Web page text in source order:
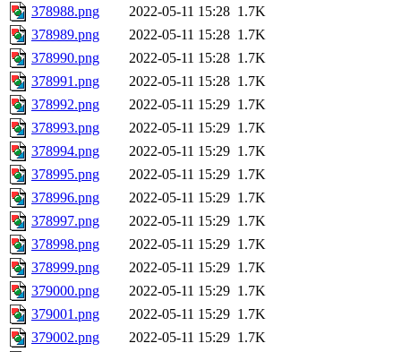
378988.png
2022-05-11 15:28 1.7K
378989.png
2022-05-11 15:28 1.7K
378990.png
2022-05-11 15:28 1.7K
378991.png
2022-05-11 15:28 1.7K
378992.png
2022-05-11 15:29 1.7K
378993.png
2022-05-11 15:29 1.7K
378994.png
2022-05-11 15:29 1.7K
378995.png
2022-05-11 15:29 1.7K
378996.png
2022-05-11 15:29 1.7K
378997.png
2022-05-11 15:29 1.7K
378998.png
2022-05-11 15:29 1.7K
378999.png
2022-05-11 15:29 1.7K
379000.png
2022-05-11 15:29 1.7K
379001.png
2022-05-11 15:29 1.7K
379002.png
2022-05-11 15:29 1.7K